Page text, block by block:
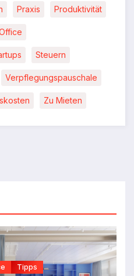
Praxis Produktivität
Steuern
Verpflegungspauschale
Zu Mieten
Tipps